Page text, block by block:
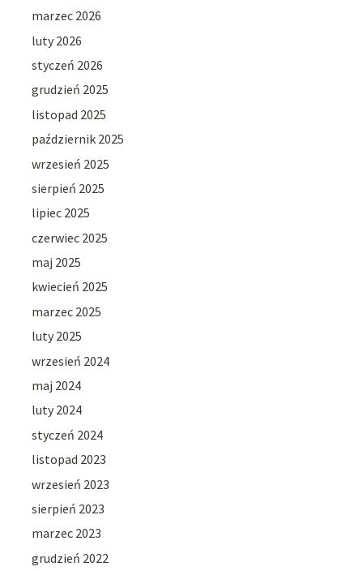
marzec 2026
luty 2026
styczeń 2026
grudzień 2025
listopad 2025
październik 2025
wrzesień 2025
sierpień 2025
lipiec 2025
czerwiec 2025
maj 2025
kwiecień 2025
marzec 2025
luty 2025
wrzesień 2024
maj 2024
luty 2024
styczeń 2024
listopad 2023
wrzesień 2023
sierpień 2023
marzec 2023
grudzień 2022